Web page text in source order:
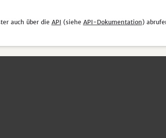
auch über die API (siehe API-Dokumentation)